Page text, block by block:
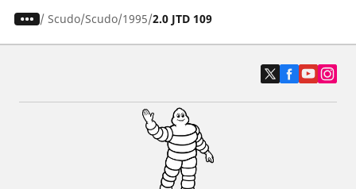
/ Scudo Scudo 1995 2.0 JTD 109